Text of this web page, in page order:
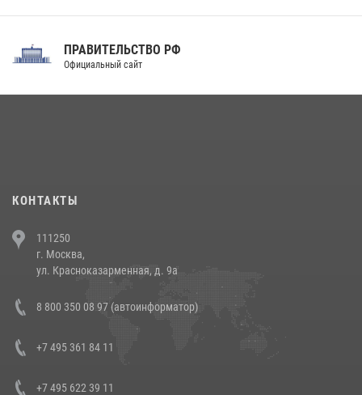
Праздник «Один день с Росгвардией» к 105-летию Центрального
напавших на бригаду скорой помощи (видео)
14 июля 2026, 12:20
В Росгвардии прошла военно-научная конференция по обобщению
боевого опыта
ПРАВИТЕЛЬСТВО РФ
Официальный сайт
КОНТАКТЫ
111250
г. Москва,
ул. Красноказарменная, д. 9а
8 800 350 08 97 (автоинформатор)
+7 495 361 84 11
+7 495 622 39 11